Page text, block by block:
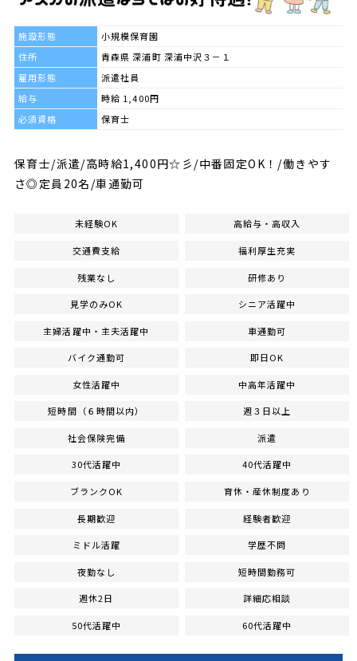
施設形態
小規模保育園
住所
青森県 深浦町 深浦中沢３－１
雇用形態
派遣社員
給与
時給 1,400円
必須資格
保育士
保育士/派遣/高時給1,400円☆彡/中番固定OK！/働きやす
さ◎定員20名/車通勤可
未経験OK 高給与・高収入
交通費支給 福利厚生充実
残業なし 研修あり
見学のみOK シニア活躍中
主婦活躍中・主夫活躍中 車通勤可
バイク通勤可 即日OK
女性活躍中 中高年活躍中
短時間（６時間以内） 週３日以上
社会保険完備 派遣
30代活躍中 40代活躍中
ブランクOK 育休・産休制度あり
長期歓迎 経験者歓迎
ミドル活躍 学歴不問
夜勤なし 短時間勤務可
週休2日 詳細応相談
50代活躍中 60代活躍中